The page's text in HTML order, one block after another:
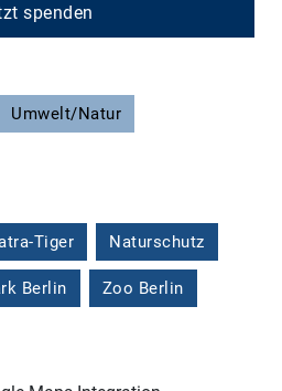
spenden
Umwelt/Natur
Tiger Naturschutz
Berlin Zoo Berlin